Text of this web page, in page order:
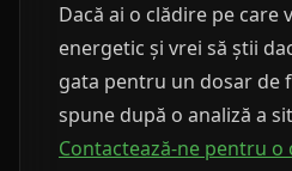
Dacă ai o clădire pe care
energetic și vrei să știi
gata pentru un dosar de
spune după o analiză a
Contactează-ne pentru